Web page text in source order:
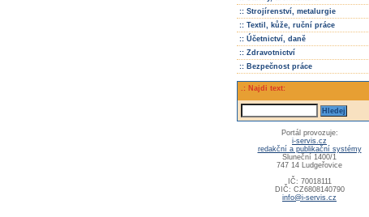
:: Strojírenství, metalurgie
:: Textil, kůže, ruční práce
:: Účetnictví, daně
:: Zdravotnictví
:: Bezpečnost práce
.: Najdi text:
Portál provozuje:
i-servis.cz
redakční a publikační systémy
Sluneční 1400/1
747 14 Ludgeřovice
IČ: 70018111
DIČ: CZ6808140790
info@i-servis.cz